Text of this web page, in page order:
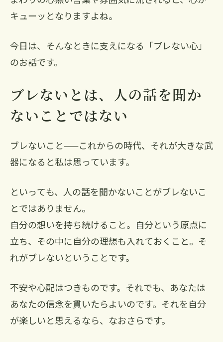
キューッとなりますよね。
今日は、そんなときに支えになる「ブレない心」
のお話です。
ブレないとは、人の話を聞か
ないことではない
ブレないこと——これからの時代、それが大きな武
器になると私は思っています。
といっても、人の話を聞かないことがブレないこ
とではありません。
自分の想いを持ち続けること。自分という原点に
立ち、その中に自分の理想も入れておくこと。そ
れがブレないということです。
不安や心配はつきものです。それでも、あなたは
あなたの信念を貫いたらよいのです。それを自分
が楽しいと思えるなら、なおさらです。